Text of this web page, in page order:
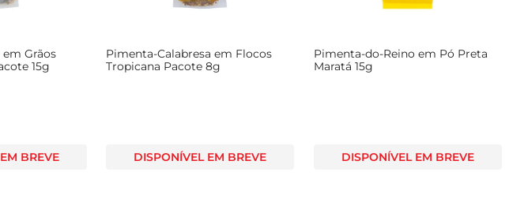
para explorar novas combinações e crie pratos que surpreendam o paladar de
Grãos
15g
BREVE
Pimenta-Calabresa em Flocos
Tropicana Pacote 8g
DISPONÍVEL EM BREVE
Pimenta-do-Reino em Pó Preta
Maratá 15g
DISPONÍVEL EM BREVE